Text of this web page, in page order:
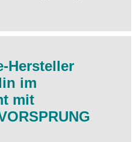
Hersteller
im
mit